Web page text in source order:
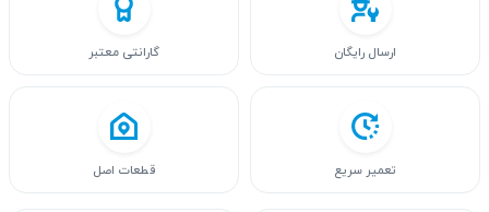
ارسال رایگان گارانتی معتبر
تعمیر سریع قطعات اصل